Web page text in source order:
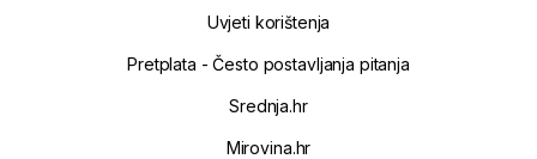
Uvjeti korištenja
Pretplata - Često postavljanja pitanja
Srednja.hr
Mirovina.hr